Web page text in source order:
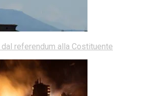
referendum alla Costituente